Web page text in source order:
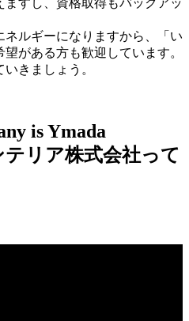
すし、資格取得もバックアッ
ネルギーになりますから、「い
がある方も歓迎しています。
きましょう。
is Ymada
テリア株式会社って